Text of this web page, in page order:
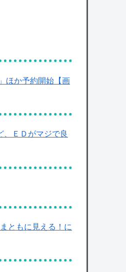
ほか予約開始【画
、ＥＤがマジで良
ともに見える！に